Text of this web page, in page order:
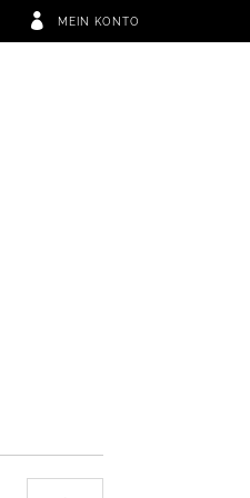
 MEIN KONTO